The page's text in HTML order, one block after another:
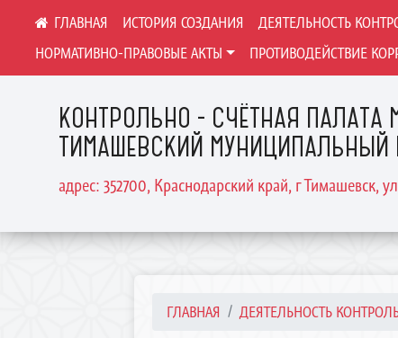
КОНТРОЛЬНО - СЧЁТНАЯ
ТИМАШЕВСКИЙ МУНИЦИПАЛЬНЫЙ
адрес: 352700, Краснодарский край, г Тимашевск,
ИСТОРИЯ СОЗДАНИЯ ДЕЯТЕЛЬНОСТЬ
НОРМАТИВНО-ПРАВОВЫЕ АКТЫ
ПРОТИВОДЕЙСТВИЕ
ГЛАВНАЯ ДЕЯТЕЛЬНОСТЬ